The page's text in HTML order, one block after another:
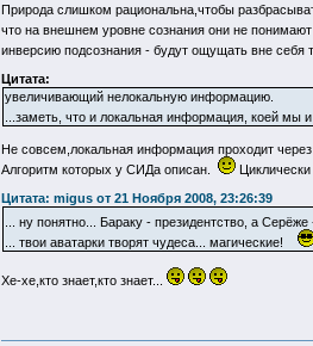
Природа слишком рациональна,чтобы
что на внешнем уровне сознания они не
инверсию подсознания - будут ощущать вне себя
Цитата:
увеличивающий нелокальную информацию.
...заметь, что и локальная информация, коей
Не совсем,локальная информация проходит
Алгоритм которых у СИДа описан.
Циклически
Цитата: migus от 21 Ноября 2008, 23:26:39
... ну понятно... Бараку - президентство, а
... твои аватарки творят чудеса... магические!
Хе-хе,кто знает,кто знает...